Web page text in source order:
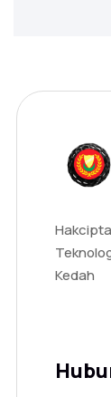
Kedah